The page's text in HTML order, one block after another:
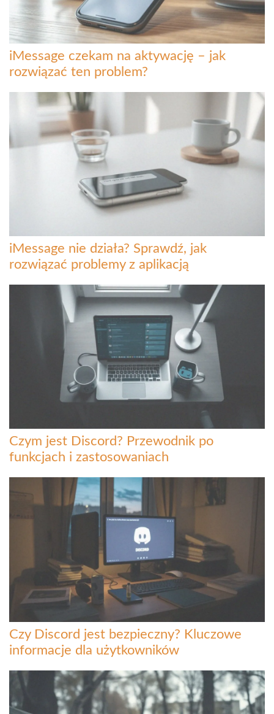
iMessage czekam na aktywację – jak
rozwiązać ten problem?
iMessage nie działa? Sprawdź, jak
rozwiązać problemy z aplikacją
Czym jest Discord? Przewodnik po
funkcjach i zastosowaniach
Czy Discord jest bezpieczny? Kluczowe
informacje dla użytkowników